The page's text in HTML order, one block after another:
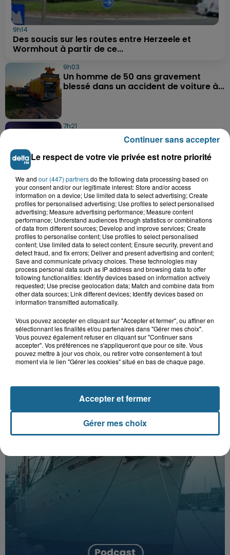
9h14
Des soucis sur les routes entre Herzeele et
Wormhout à partir de ce...
9h03
Un homme de 50 ans gravement
blessé dans un accident de voiture à...
7h21
Samer : deux adolescents de 14 et 15
ans grièvement blessés dans un...
8 août 2026
Âgée de 54 ans, une femme se blesse
dans un accident de trottinette...
8 août 2026
Une femme gravement blessée dans
un accident à Bazinghen
NOS AUTRES PODCASTS
Le respect de votre vie privée est notre priorité
We and our (447) partnersdo the following data processing based on
your consent and/or our legitimate interest: Store and/or access
information on a device; Use limited data to select advertising; Create
profiles for personalised advertising; Use profiles to select personalised
advertising; Measure advertising performance; Measure content
performance; Understand audiences through statistics or combinations
of data from different sources; Develop and improve services; Create
profiles to personalise content; Use profiles to select personalised
content; Use limited data to select content; Ensure security, prevent and
detect fraud, and fix errors; Deliver and present advertising and content;
Save and communicate privacy choices. These technologies may
process personal data such as IP address and browsing data to offer
following functionalities: Identify devices based on information actively
requested; Use precise geolocation data; Match and combine data from
other data sources; Link different devices; Identify devices based on
information transmitted automatically.
Vous pouvez accepter en cliquant sur "Accepter et fermer", ou affiner en
sélectionnant les finalités et/ou partenaires dans "Gérer mes choix".
Vous pouvez également refuser en cliquant sur "Continuer sans
accepter". Vos préférences ne s'appliqueront que pour ce site. Vous
pouvez mettre à jour vos choix, ou retirer votre consentement à tout
moment via le lien "Gérer les cookies" situé en bas de chaque page.
Gérer mes choix
Accepter et fermer
Continuer sans accepter